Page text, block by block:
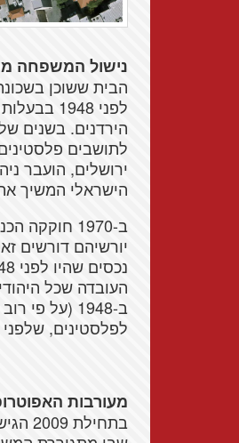
נישול המשפחה
הבית ששוכן
לפני
ירושלים, הועבר
הישראלי המשיך
ב-1970 חוקקה הכנסת את
יורשיהם דורשים
העובדה שכל
ב-1948 (על
לפלסטינים, שלפני 1948 היו בבעלותם נכסים בתוך ישראל, לקבל אותם בחזרה.
מעורבות